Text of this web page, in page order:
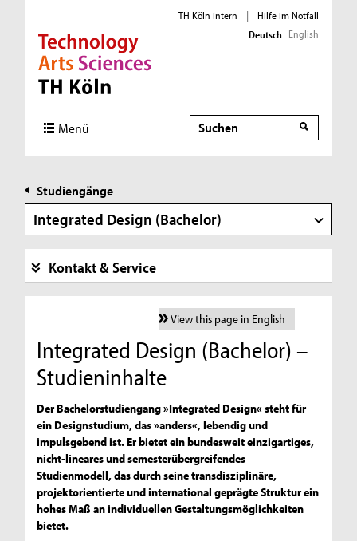
Direkt zur Hauptnavigation
Direkt zur Subnavigation
Direkt zum Inhalt
Direkt zum Fußbereich
TH Köln intern |
Hilfe im Notfall
Deutsch English
Menü Suche
Studiengänge
Integrated Design (Bachelor)
Kontakt & Service
View this page in English
Integrated Design (Bachelor) –
Studieninhalte
Der Bachelorstudiengang »Integrated Design« steht für
ein Designstudium, das »anders«, lebendig und
impulsgebend ist. Er bietet ein bundesweit einzigartiges,
nicht-lineares und semesterübergreifendes
Studienmodell, das durch seine transdisziplinäre,
projektorientierte und international geprägte Struktur ein
hohes Maß an individuellen Gestaltungsmöglichkeiten
bietet.